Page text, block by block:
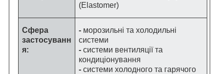
(Elastomer)
Сфера
застосуванн
я:
- морозильні та холодильні
системи
- системи вентиляції та
кондиціонування
- системи холодного та гарячого